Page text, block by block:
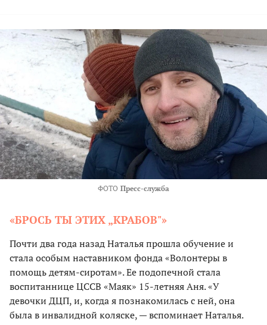
ФОТО Пресс-служба
«БРОСЬ ТЫ ЭТИХ „КРАБОВ"»
Почти два года назад Наталья прошла обучение и
стала особым наставником фонда «Волонтеры в
помощь детям-сиротам». Ее подопечной стала
воспитаннице ЦССВ «Маяк» 15-летняя Аня. «У
девочки ДЦП, и, когда я познакомилась с ней, она
была в инвалидной коляске, — вспоминает Наталья.